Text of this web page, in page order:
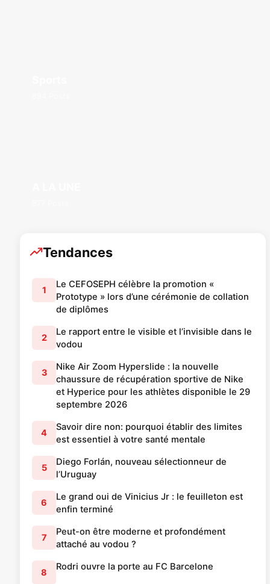
Tendances
1
Le CEFOSEPH célèbre la promotion «
Prototype » lors d’une cérémonie de collation
de diplômes
2
Le rapport entre le visible et l’invisible dans le
vodou
3
Nike Air Zoom Hyperslide : la nouvelle
chaussure de récupération sportive de Nike
et Hyperice pour les athlètes disponible le 29
septembre 2026
4
Savoir dire non: pourquoi établir des limites
est essentiel à votre santé mentale
5
Diego Forlán, nouveau sélectionneur de
l’Uruguay
6
Le grand oui de Vinicius Jr : le feuilleton est
enfin terminé
7
Peut-on être moderne et profondément
attaché au vodou ?
8
Rodri ouvre la porte au FC Barcelone